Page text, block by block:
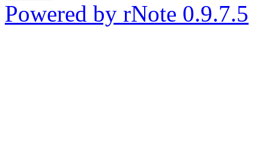
Powered by rNote 0.9.7.5